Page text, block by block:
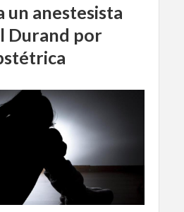
un anestesista
Durand por